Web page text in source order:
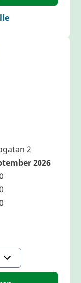
2
2026